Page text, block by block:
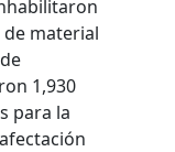
material
1,930
para la